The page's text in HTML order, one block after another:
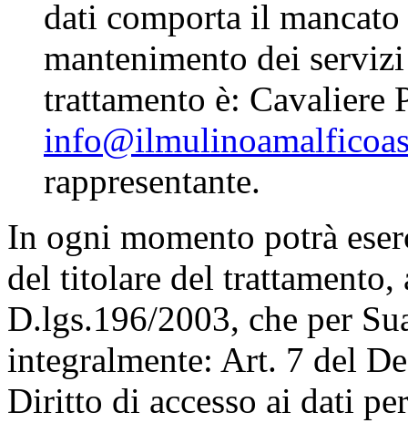
dati comporta il
mantenimento dei
trattamento è: Cavaliere
rappresentante.
In ogni momento potrà
del titolare del trattamento,
D.lgs.196/2003, che per
integralmente: Art. 7 del
Diritto di accesso ai dati